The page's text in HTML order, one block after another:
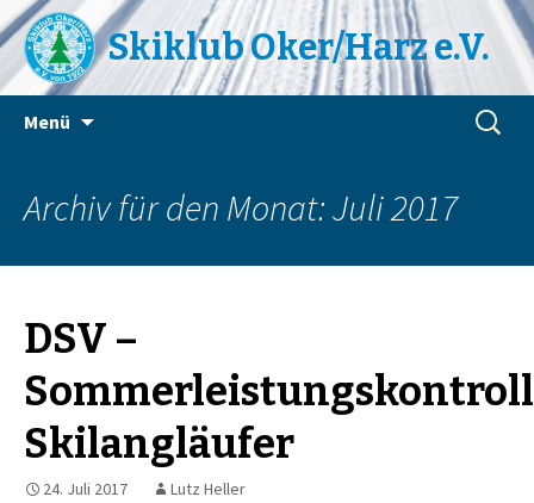
Skiklub Oker/Harz e.V.
Menü
Suchen
nach:
Archiv für den Monat: Juli 2017
DSV –
Skilangläufer
24. Juli 2017 Lutz Heller